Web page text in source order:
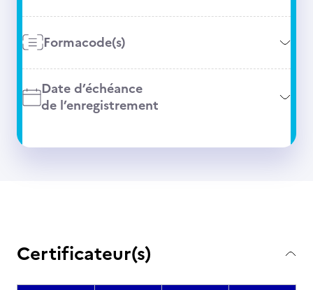
Formacode(s)
Date d’échéance
de l’enregistrement
Certificateur(s)